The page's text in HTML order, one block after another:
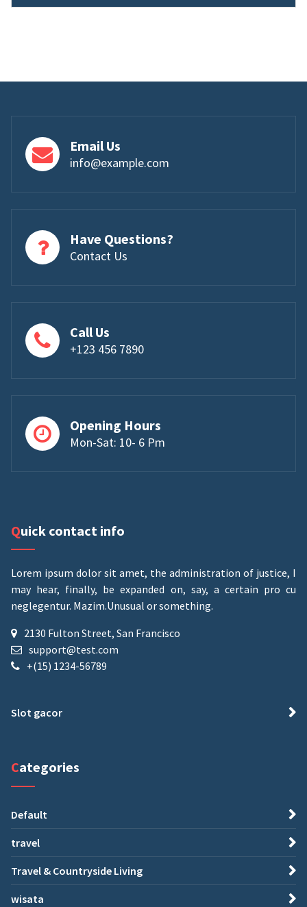
Email Us
info@example.com
Have Questions?
Contact Us
Call Us
+123 456 7890
Opening Hours
Mon-Sat: 10- 6 Pm
Quick contact info
Lorem ipsum dolor sit amet, the administration of justice, I
may hear, finally, be expanded on, say, a certain pro cu
neglegentur. Mazim.Unusual or something.
2130 Fulton Street, San Francisco
support@test.com
+(15) 1234-56789
Slot gacor
Categories
Default
travel
Travel & Countryside Living
wisata